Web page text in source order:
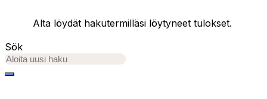
Alta löydät hakutermilläsi löytyneet tulokset.
Sök